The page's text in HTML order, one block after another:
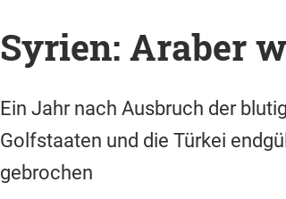
Syrien: Araber
Ein Jahr nach Ausbruch der
Golfstaaten und die Türkei
gebrochen